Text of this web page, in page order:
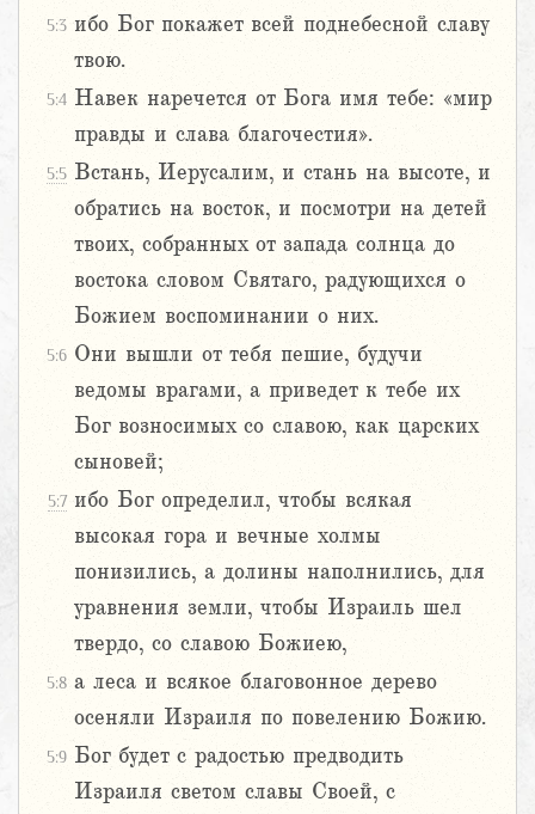
5:3 ибо Бог покажет всей поднебесной славу
твою.
5:4 Навек наречется от Бога имя тебе: «мир
правды и слава благочестия».
5:5 Встань, Иерусалим, и стань на высоте, и
обратись на восток, и посмотри на детей
твоих, собранных от запада солнца до
востока словом Святаго, радующихся о
Божием воспоминании о них.
5:6 Они вышли от тебя пешие, будучи
ведомы врагами, а приведет к тебе их
Бог возносимых со славою, как царских
сыновей;
5:7 ибо Бог определил, чтобы всякая
высокая гора и вечные холмы
понизились, а долины наполнились, для
уравнения земли, чтобы Израиль шел
твердо, со славою Божиею,
5:8 а леса и всякое благовонное дерево
осеняли Израиля по повелению Божию.
5:9 Бог будет с радостью предводить
Израиля светом славы Своей, с